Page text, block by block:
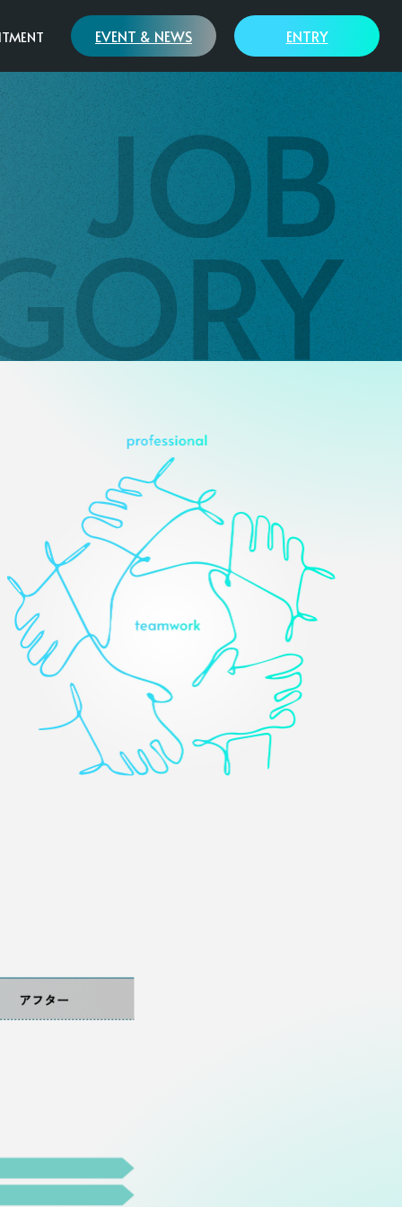
リーフワークス様
デルハウス 大溝陣屋総門
EVENT & NEWS ENTRY